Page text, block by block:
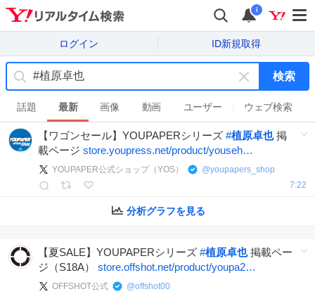
i
ログイン ID新規取得
キ
ー
ワ
ー
ド
を
検索
話題 最新 画像 動画 ユーザー ウェブ検索
【ワゴンセール】YOUPAPERシリーズ #植原卓也掲
載ページ store.youpress.net/product/youseh…
YOUPAPER公式ショップ（YOS） @youpapers_shop
7:22
分析グラフを見る
【夏SALE】YOUPAPERシリーズ #植原卓也掲載ペー
ジ（S18A） store.offshot.net/product/youpa2…
OFFSHOT公式 @offshot00